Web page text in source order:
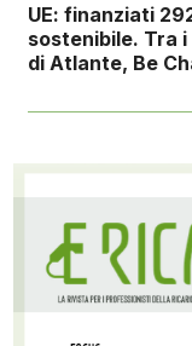
UE: finanziati
sostenibile. Tra
di Atlante, Be